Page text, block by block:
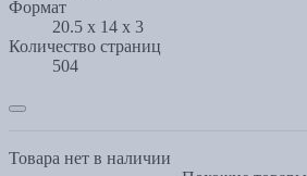
Формат
20.5 x 14 x 3
Количество страниц
504
Товара нет в наличии